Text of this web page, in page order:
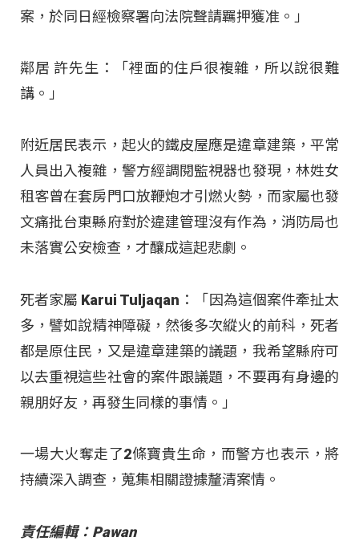
案，於同日經檢察署向法院聲請羈押獲准。」
鄰居 許先生：「裡面的住戶很複雜，所以說很難
講。」
附近居民表示，起火的鐵皮屋應是違章建築，平常
人員出入複雜，警方經調閱監視器也發現，林姓女
租客曾在套房門口放鞭炮才引燃火勢，而家屬也發
文痛批台東縣府對於違建管理沒有作為，消防局也
未落實公安檢查，才釀成這起悲劇。
死者家屬 Karui Tuljaqan：「因為這個案件牽扯太
多，譬如說精神障礙，然後多次縱火的前科，死者
都是原住民，又是違章建築的議題，我希望縣府可
以去重視這些社會的案件跟議題，不要再有身邊的
親朋好友，再發生同樣的事情。」
一場大火奪走了2條寶貴生命，而警方也表示，將
持續深入調查，蒐集相關證據釐清案情。
責任編輯：Pawan